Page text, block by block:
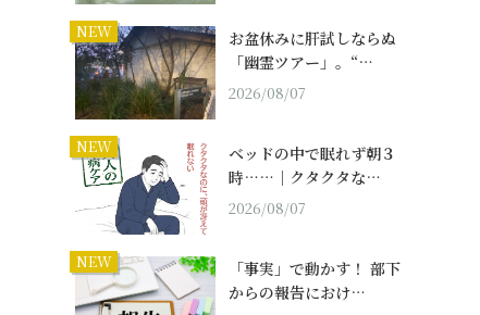
NEW
お盆休みに肝試しならぬ
「幽霊ツアー」。“…
2026/08/07
NEW
ベッドの中で眠れず朝３
時……｜クタクタな…
2026/08/07
NEW
「事実」で動かす！ 部下
からの報告におけ…